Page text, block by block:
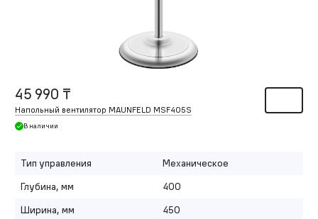
45 990 ₸
Напольный вентилятор MAUNFELD MSF405S
В наличии
Тип управления
Механическое
Глубина, мм
400
Ширина, мм
450